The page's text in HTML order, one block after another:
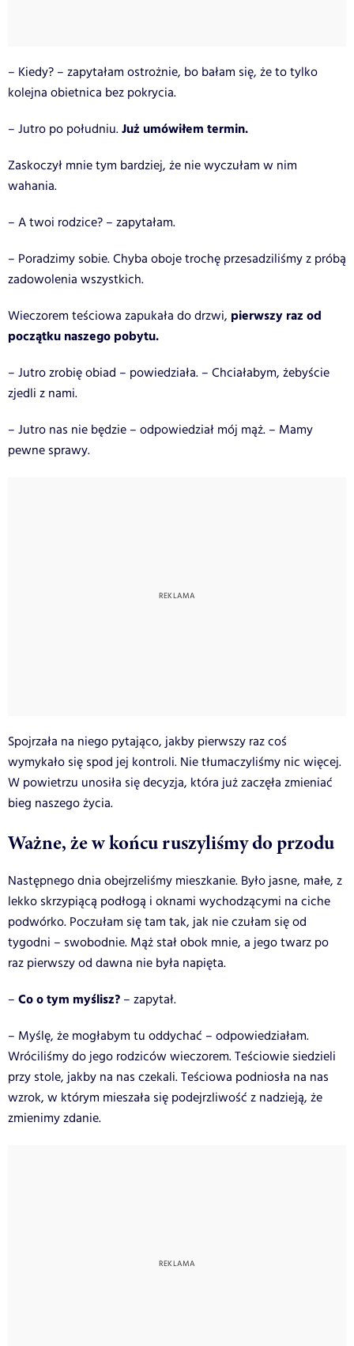
– Kiedy? – zapytałam ostrożnie, bo bałam się, że to tylko
kolejna obietnica bez pokrycia.
– Jutro po południu.Już umówiłem termin.
Zaskoczył mnie tym bardziej, że nie wyczułam w nim
wahania.
– A twoi rodzice? – zapytałam.
– Poradzimy sobie. Chyba oboje trochę przesadziliśmy z próbą
zadowolenia wszystkich.
Wieczorem teściowa zapukała do drzwi, pierwszy raz od
początku naszego pobytu.
– Jutro zrobię obiad – powiedziała. – Chciałabym, żebyście
zjedli z nami.
– Jutro nas nie będzie – odpowiedział mój mąż. – Mamy
pewne sprawy.
Spojrzała na niego pytająco, jakby pierwszy raz coś
wymykało się spod jej kontroli. Nie tłumaczyliśmy nic więcej.
W powietrzu unosiła się decyzja, która już zaczęła zmieniać
bieg naszego życia.
Ważne, że w końcu ruszyliśmy do przodu
Następnego dnia obejrzeliśmy mieszkanie. Było jasne, małe, z
lekko skrzypiącą podłogą i oknami wychodzącymi na ciche
podwórko. Poczułam się tam tak, jak nie czułam się od
tygodni – swobodnie. Mąż stał obok mnie, a jego twarz po
raz pierwszy od dawna nie była napięta.
– Co o tym myślisz? – zapytał.
– Myślę, że mogłabym tu oddychać – odpowiedziałam.
Wróciliśmy do jego rodziców wieczorem. Teściowie siedzieli
przy stole, jakby na nas czekali. Teściowa podniosła na nas
wzrok, w którym mieszała się podejrzliwość z nadzieją, że
zmienimy zdanie.